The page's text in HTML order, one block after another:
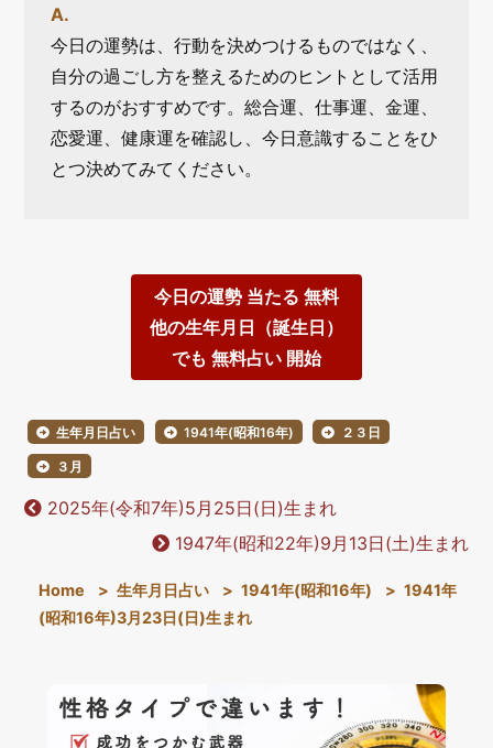
今日の運勢は、行動を決めつけるものではなく、
自分の過ごし方を整えるためのヒントとして活用
するのがおすすめです。総合運、仕事運、金運、
恋愛運、健康運を確認し、今日意識することをひ
とつ決めてみてください。
今日の運勢 当たる 無料
他の生年月日（誕生日）
でも 無料占い 開始
生年月日占い 1941年(昭和16年) ２３日
３月
2025年(令和7年)5月25日(日)生まれ
1947年(昭和22年)9月13日(土)生まれ
Home > 生年月日占い > 1941年(昭和16年) > 1941年
(昭和16年)3月23日(日)生まれ